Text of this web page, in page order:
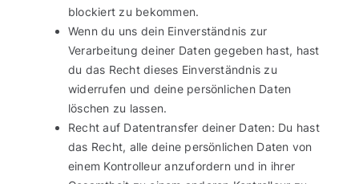
blockiert zu bekommen.
Wenn du uns dein Einverständnis zur
Verarbeitung deiner Daten gegeben hast, hast
du das Recht dieses Einverständnis zu
widerrufen und deine persönlichen Daten
löschen zu lassen.
Recht auf Datentransfer deiner Daten: Du hast
das Recht, alle deine persönlichen Daten von
einem Kontrolleur anzufordern und in ihrer